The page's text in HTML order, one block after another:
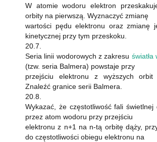
W atomie wodoru elektron
orbity na pierwszą. Wyznaczyć zmianę
wartości pędu elektronu oraz zmianę
kinetycznej przy tym przeskoku.
20.7.
Seria linii wodorowych z zakresu światła
(tzw. seria Balmera) powstaje przy
przejściu elektronu z wyższych orbit
Znaleźć granice serii Balmera.
20.8.
Wykazać, że częstotliwość fali świetlnej
przez atom wodoru przy przejściu
elektronu z n+1 na n-tą orbitę dąży,
do częstotliwości obiegu elektronu na